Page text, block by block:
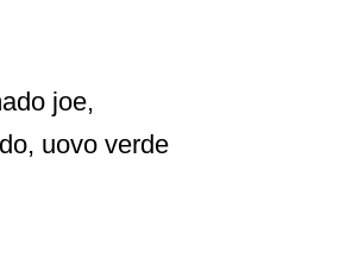
joe,
, uovo verde